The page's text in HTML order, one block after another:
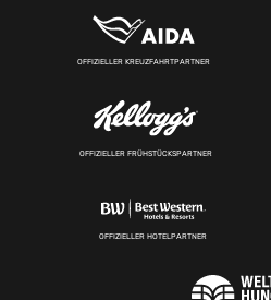
OFFIZIELLER KREUZFAHRTPARTNER
OFFIZIELLER FRÜHSTÜCKSPARTNER
OFFIZIELLER HOTELPARTNER